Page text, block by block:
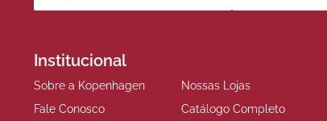
Institucional
Sobre a Kopenhagen Nossas Lojas
Fale Conosco
Catálogo Completo